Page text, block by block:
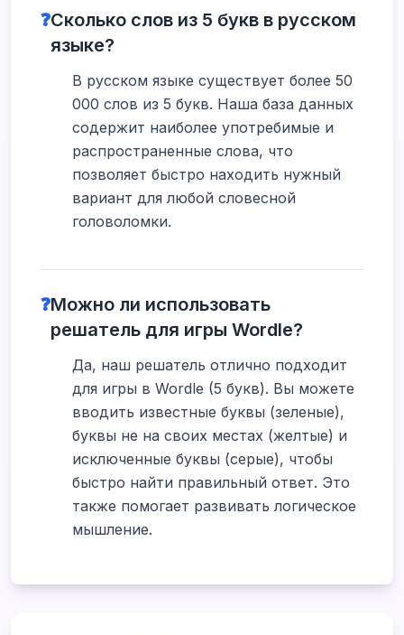
❓Сколько слов из 5 букв в русском
языке?
В русском языке существует более 50
000 слов из 5 букв. Наша база данных
содержит наиболее употребимые и
распространенные слова, что
позволяет быстро находить нужный
вариант для любой словесной
головоломки.
❓Можно ли использовать
решатель для игры Wordle?
Да, наш решатель отлично подходит
для игры в Wordle (5 букв). Вы можете
вводить известные буквы (зеленые),
буквы не на своих местах (желтые) и
исключенные буквы (серые), чтобы
быстро найти правильный ответ. Это
также помогает развивать логическое
мышление.